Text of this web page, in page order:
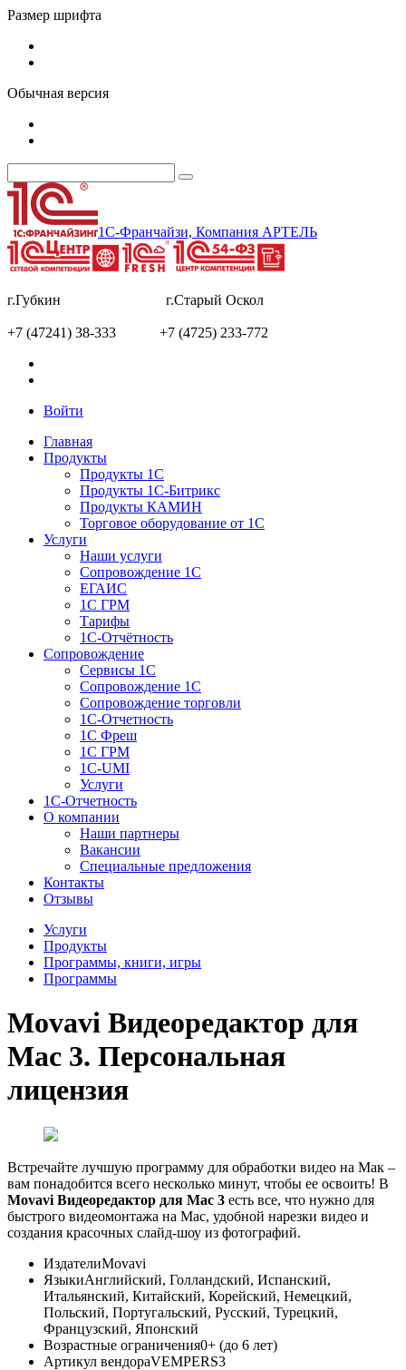
Размер шрифта
Обычная версия
1С-Франчайзи, Компания АРТЕЛЬ
г.Губкин г.Старый Оскол
+7 (47241) 38-333 +7 (4725) 233-772
Войти
Главная
Продукты
Продукты 1С
Продукты 1С-Битрикс
Продукты КАМИН
Торговое оборудование от 1С
Услуги
Наши услуги
Сопровождение 1С
ЕГАИС
1С ГРМ
Тарифы
1С-Отчётность
Сопровождение
Сервисы 1С
Сопровождение 1С
Сопровождение торговли
1С-Отчетность
1С Фреш
1С ГРМ
1C-UMI
Услуги
1С-Отчетность
О компании
Наши партнеры
Вакансии
Специальные предложения
Контакты
Отзывы
Услуги
Продукты
Программы, книги, игры
Программы
Movavi Видеоредактор для
Mac 3. Персональная
лицензия
Встречайте лучшую программу для обработки видео на Мак –
вам понадобится всего несколько минут, чтобы ее освоить! В
Movavi Видеоредактор для Mac 3 есть все, что нужно для
быстрого видеомонтажа на Mac, удобной нарезки видео и
создания красочных слайд-шоу из фотографий.
ИздателиMovavi
ЯзыкиАнглийский, Голландский, Испанский,
Итальянский, Китайский, Корейский, Немецкий,
Польский, Португальский, Русский, Турецкий,
Французский, Японский
Возрастные ограничения0+ (до 6 лет)
Артикул вендораVEMPERS3